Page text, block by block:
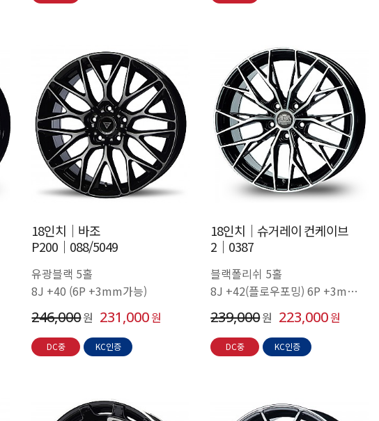
18인치│바조
P200│088/5049
유광블랙 5홀
8J +40 (6P +3mm가능)
246,000원 231,000원
DC중 KC인증
18인치│슈거레이 컨케이브
2│0387
블랙폴리쉬 5홀
8J +42(플로우포밍) 6P +3mm가
239,000원 223,000원
DC중 KC인증